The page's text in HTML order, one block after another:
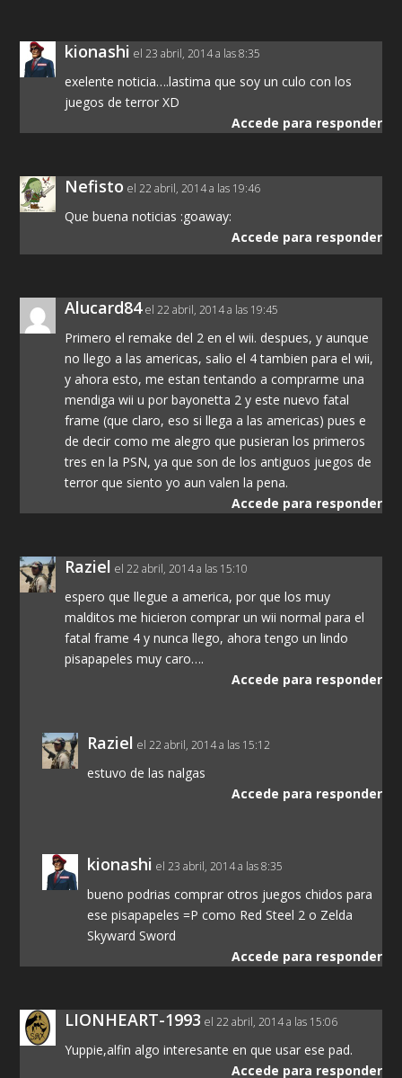
kionashi el 23 abril, 2014 a las 8:35
exelente noticia….lastima que soy un culo con los
juegos de terror XD
Accede para responder
Nefisto el 22 abril, 2014 a las 19:46
Que buena noticias :goaway:
Accede para responder
Alucard84 el 22 abril, 2014 a las 19:45
Primero el remake del 2 en el wii. despues, y aunque
no llego a las americas, salio el 4 tambien para el wii,
y ahora esto, me estan tentando a comprarme una
mendiga wii u por bayonetta 2 y este nuevo fatal
frame (que claro, eso si llega a las americas) pues e
de decir como me alegro que pusieran los primeros
tres en la PSN, ya que son de los antiguos juegos de
terror que siento yo aun valen la pena.
Accede para responder
Raziel el 22 abril, 2014 a las 15:10
espero que llegue a america, por que los muy
malditos me hicieron comprar un wii normal para el
fatal frame 4 y nunca llego, ahora tengo un lindo
pisapapeles muy caro….
Accede para responder
Raziel el 22 abril, 2014 a las 15:12
estuvo de las nalgas
Accede para responder
kionashi el 23 abril, 2014 a las 8:35
bueno podrias comprar otros juegos chidos para
ese pisapapeles =P como Red Steel 2 o Zelda
Skyward Sword
Accede para responder
LIONHEART-1993 el 22 abril, 2014 a las 15:06
Yuppie,alfin algo interesante en que usar ese pad.
Accede para responder